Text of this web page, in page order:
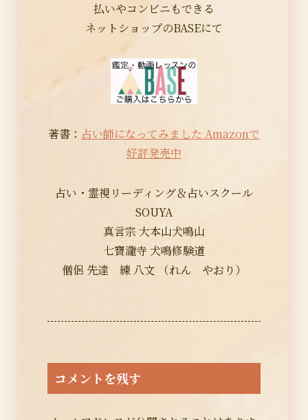
払いやコンビニもできる
ネットショップのBASEにて
著書： 占い師になってみました Amazonで
好評発売中
占い・霊視リーディング＆占いスクール
SOUYA
真言宗 大本山犬鳴山
七寶瀧寺 犬鳴修験道
僧侶 先達 練 八文 （れん やおり）
コメントを残す